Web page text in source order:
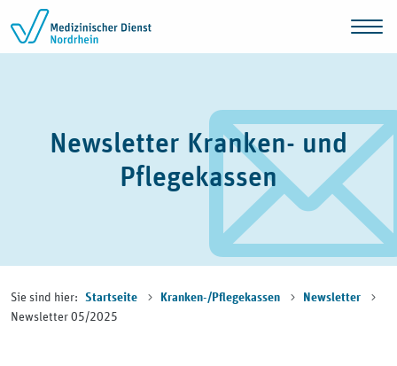
Zum Inhalt springen
Newsletter Kranken- und
Pflegekassen
Sie sind hier: Startseite Kranken-/Pflegekassen Newsletter
Newsletter 05/2025